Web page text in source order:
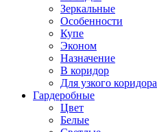
Зеркальные
Особенности
Купе
Эконом
Назначение
В коридор
Для узкого коридора
Гардеробные
Цвет
Белые